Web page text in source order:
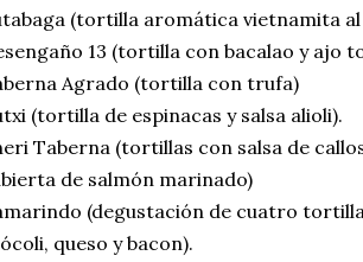
(tortilla aromática vietnamita
13 (tortilla con bacalao y ajo
Agrado (tortilla con trufa)
(tortilla de espinacas y salsa alioli).
Taberna (tortillas con salsa de
de salmón marinado)
(degustación de cuatro
queso y bacon).